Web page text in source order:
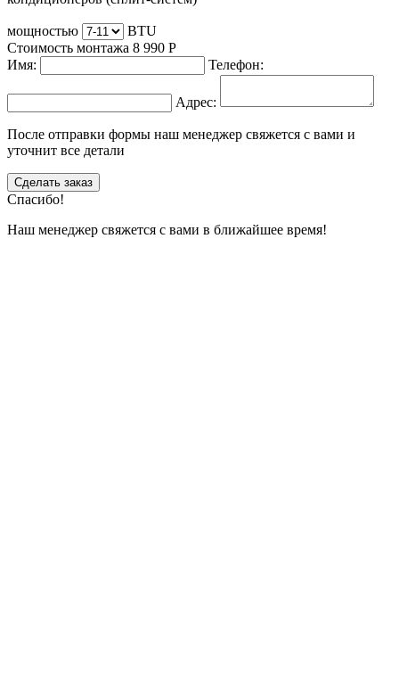
мощностью
BTU
Стоимость монтажа 8 990 Р
Имя:
Телефон:
Адрес:
После отправки формы наш менеджер свяжется с вами и
уточнит все детали
Сделать заказ
Спасибо!
Наш менеджер свяжется с вами в ближайшее время!